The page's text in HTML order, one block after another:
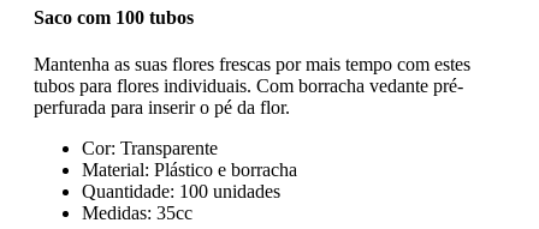
Saco com 100 tubos
Mantenha as suas flores frescas por mais tempo com estes
tubos para flores individuais. Com borracha vedante pré-
perfurada para inserir o pé da flor.
Cor: Transparente
Material: Plástico e borracha
Quantidade: 100 unidades
Medidas: 35cc